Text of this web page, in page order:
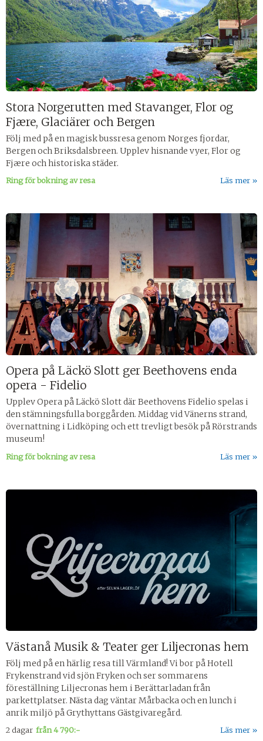
Stora Norgerutten med Stavanger, Flor og
Fjære, Glaciärer och Bergen
Följ med på en magisk bussresa genom Norges fjordar,
Bergen och Briksdalsbreen. Upplev hisnande vyer, Flor og
Fjære och historiska städer.
Ring för bokning av resa Läs mer
Opera på Läckö Slott ger Beethovens enda
opera - Fidelio
Upplev Opera på Läckö Slott där Beethovens Fidelio spelas i
den stämningsfulla borggården. Middag vid Vänerns strand,
övernattning i Lidköping och ett trevligt besök på Rörstrands
museum!
Ring för bokning av resa Läs mer
Västanå Musik & Teater ger Liljecronas hem
Följ med på en härlig resa till Värmland! Vi bor på Hotell
Frykenstrand vid sjön Fryken och ser sommarens
föreställning Liljecronas hem i Berättarladan från
parkettplatser. Nästa dag väntar Mårbacka och en lunch i
anrik miljö på Grythyttans Gästgivaregård.
2 dagar från4 790:- Läs mer